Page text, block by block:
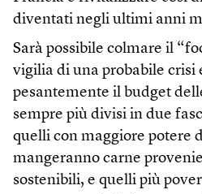
diventati negli ultimi anni
Sarà possibile colmare il
vigilia di una probabile crisi
pesantemente il budget
sempre più divisi in due
quelli con maggiore potere
mangeranno carne
sostenibili, e quelli più